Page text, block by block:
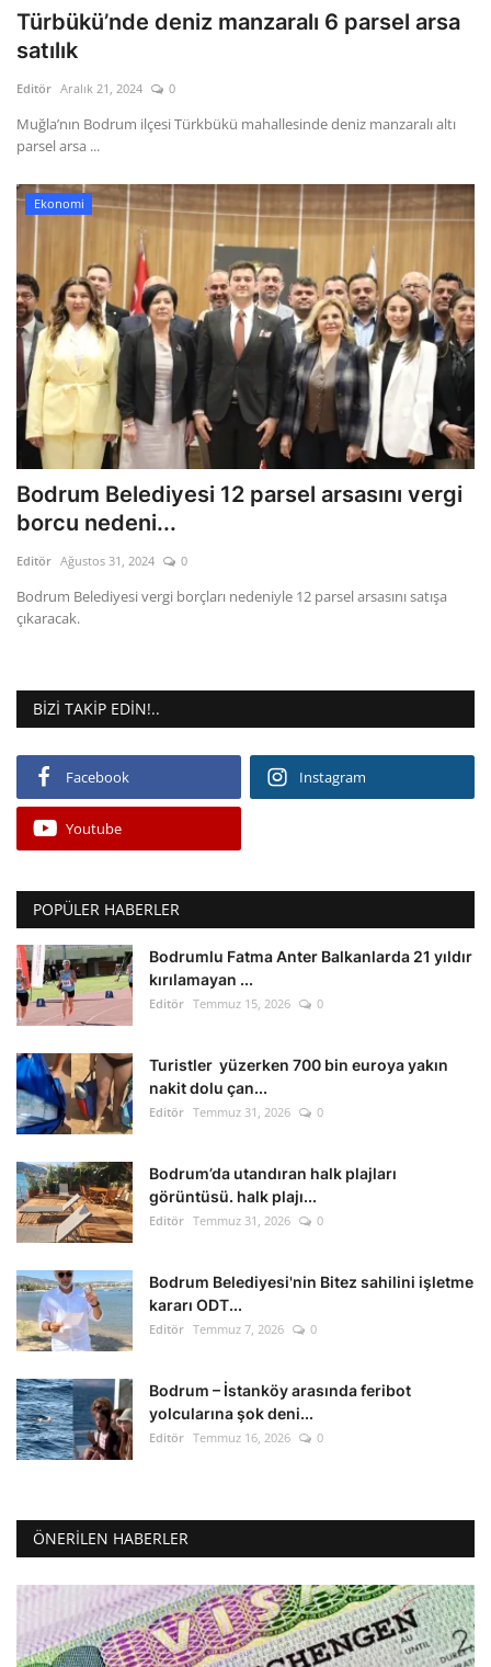
Türbükü’nde deniz manzaralı 6 parsel arsa
satılık
Editör Aralık 21, 2024 0
Muğla’nın Bodrum ilçesi Türkbükü mahallesinde deniz manzaralı altı
parsel arsa ...
Ekonomi
Bodrum Belediyesi 12 parsel arsasını vergi
borcu nedeni...
Editör Ağustos 31, 2024 0
Bodrum Belediyesi vergi borçları nedeniyle 12 parsel arsasını satışa
çıkaracak.
BIZI TAKIP EDIN!..
Facebook Instagram
Youtube
POPÜLER HABERLER
Bodrumlu Fatma Anter Balkanlarda 21 yıldır
kırılamayan ...
Editör Temmuz 15, 2026 0
Turistler yüzerken 700 bin euroya yakın
nakit dolu çan...
Editör Temmuz 31, 2026 0
Bodrum’da utandıran halk plajları
görüntüsü. halk plajı...
Editör Temmuz 31, 2026 0
Bodrum Belediyesi'nin Bitez sahilini işletme
kararı ODT...
Editör Temmuz 7, 2026 0
Bodrum – İstanköy arasında feribot
yolcularına şok deni...
Editör Temmuz 16, 2026 0
ÖNERILEN HABERLER